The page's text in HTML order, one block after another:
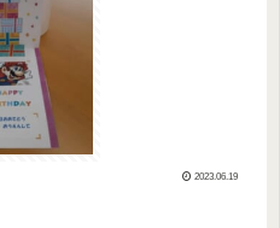
2023.06.19